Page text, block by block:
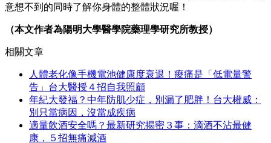
意想不到的同時了解你身體的整體狀況喔！
（本文作者為陽明大學醫學院藥理學研究所教授）
相關文章
人體老化像手機電池健康度衰退！痠痛是「低電量警
告」台大醫授４招自我照顧
年紀大發福？中年防肌少症，別漏了肥胖！台大權威：
別只當病因，沒當成疾病
適量飲酒安全嗎？最新研究揭密３事：滴酒不沾最健
康，５招無痛減酒